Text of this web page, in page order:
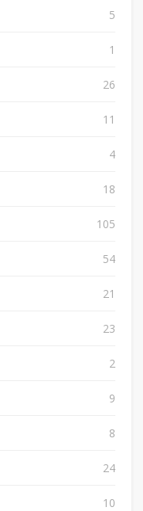
5
1
26
11
4
18
105
54
21
23
2
9
8
24
10